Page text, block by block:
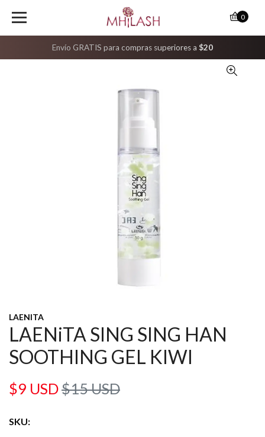
Envío GRATIS para compras superiores a $20
0
LAENITA
LAENiTA SING SING HAN
SOOTHING GEL KIWI
$9 USD$15 USD
SKU: